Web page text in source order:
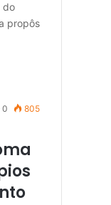
do
propôs
0 805